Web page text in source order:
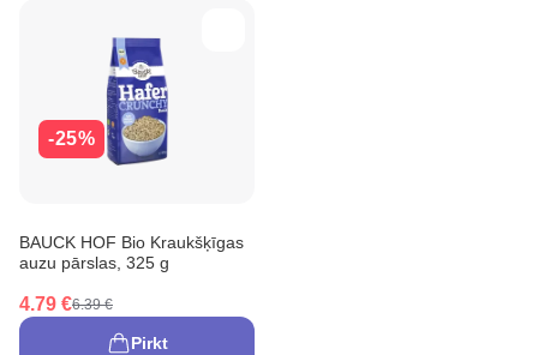
-25%
BAUCK HOF Bio Kraukšķīgas
auzu pārslas, 325 g
4.79 €6.39 €
Pirkt